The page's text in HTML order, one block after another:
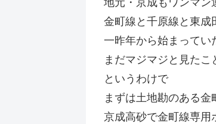
地元・京成もワンマン
金町線と千原線と東成
一昨年から始まってい
まだマジマジと見たこ
というわけで
まずは土地勘のある金
京成高砂で金町線専用